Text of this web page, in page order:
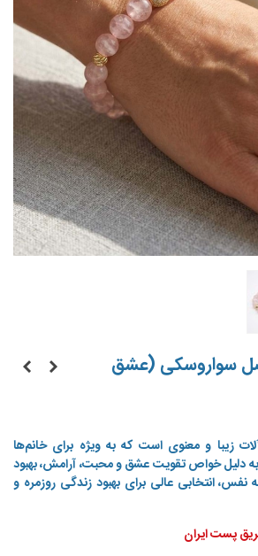
سواروسکی (عشق
زیبا و معنوی است که به ویژه برای خانم‌ها
دلیل خواص تقویت عشق و محبت، آرامش، بهبود
انتخابی عالی برای بهبود زندگی روزمره و
پست ایران